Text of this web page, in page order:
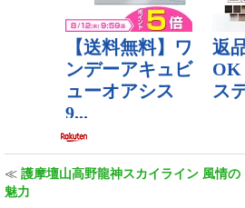
≪ 護摩壇山高野龍神スカイライン 風情の
魅力